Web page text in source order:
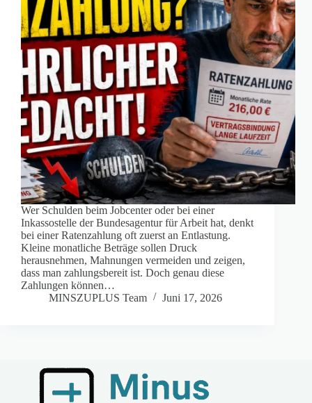
Wer Schulden beim Jobcenter oder bei einer
Inkassostelle der Bundesagentur für Arbeit hat, denkt
bei einer Ratenzahlung oft zuerst an Entlastung.
Kleine monatliche Beträge sollen Druck
herausnehmen, Mahnungen vermeiden und zeigen,
dass man zahlungsbereit ist. Doch genau diese
Zahlungen können…
MINSZUPLUS Team
Juni 17, 2026